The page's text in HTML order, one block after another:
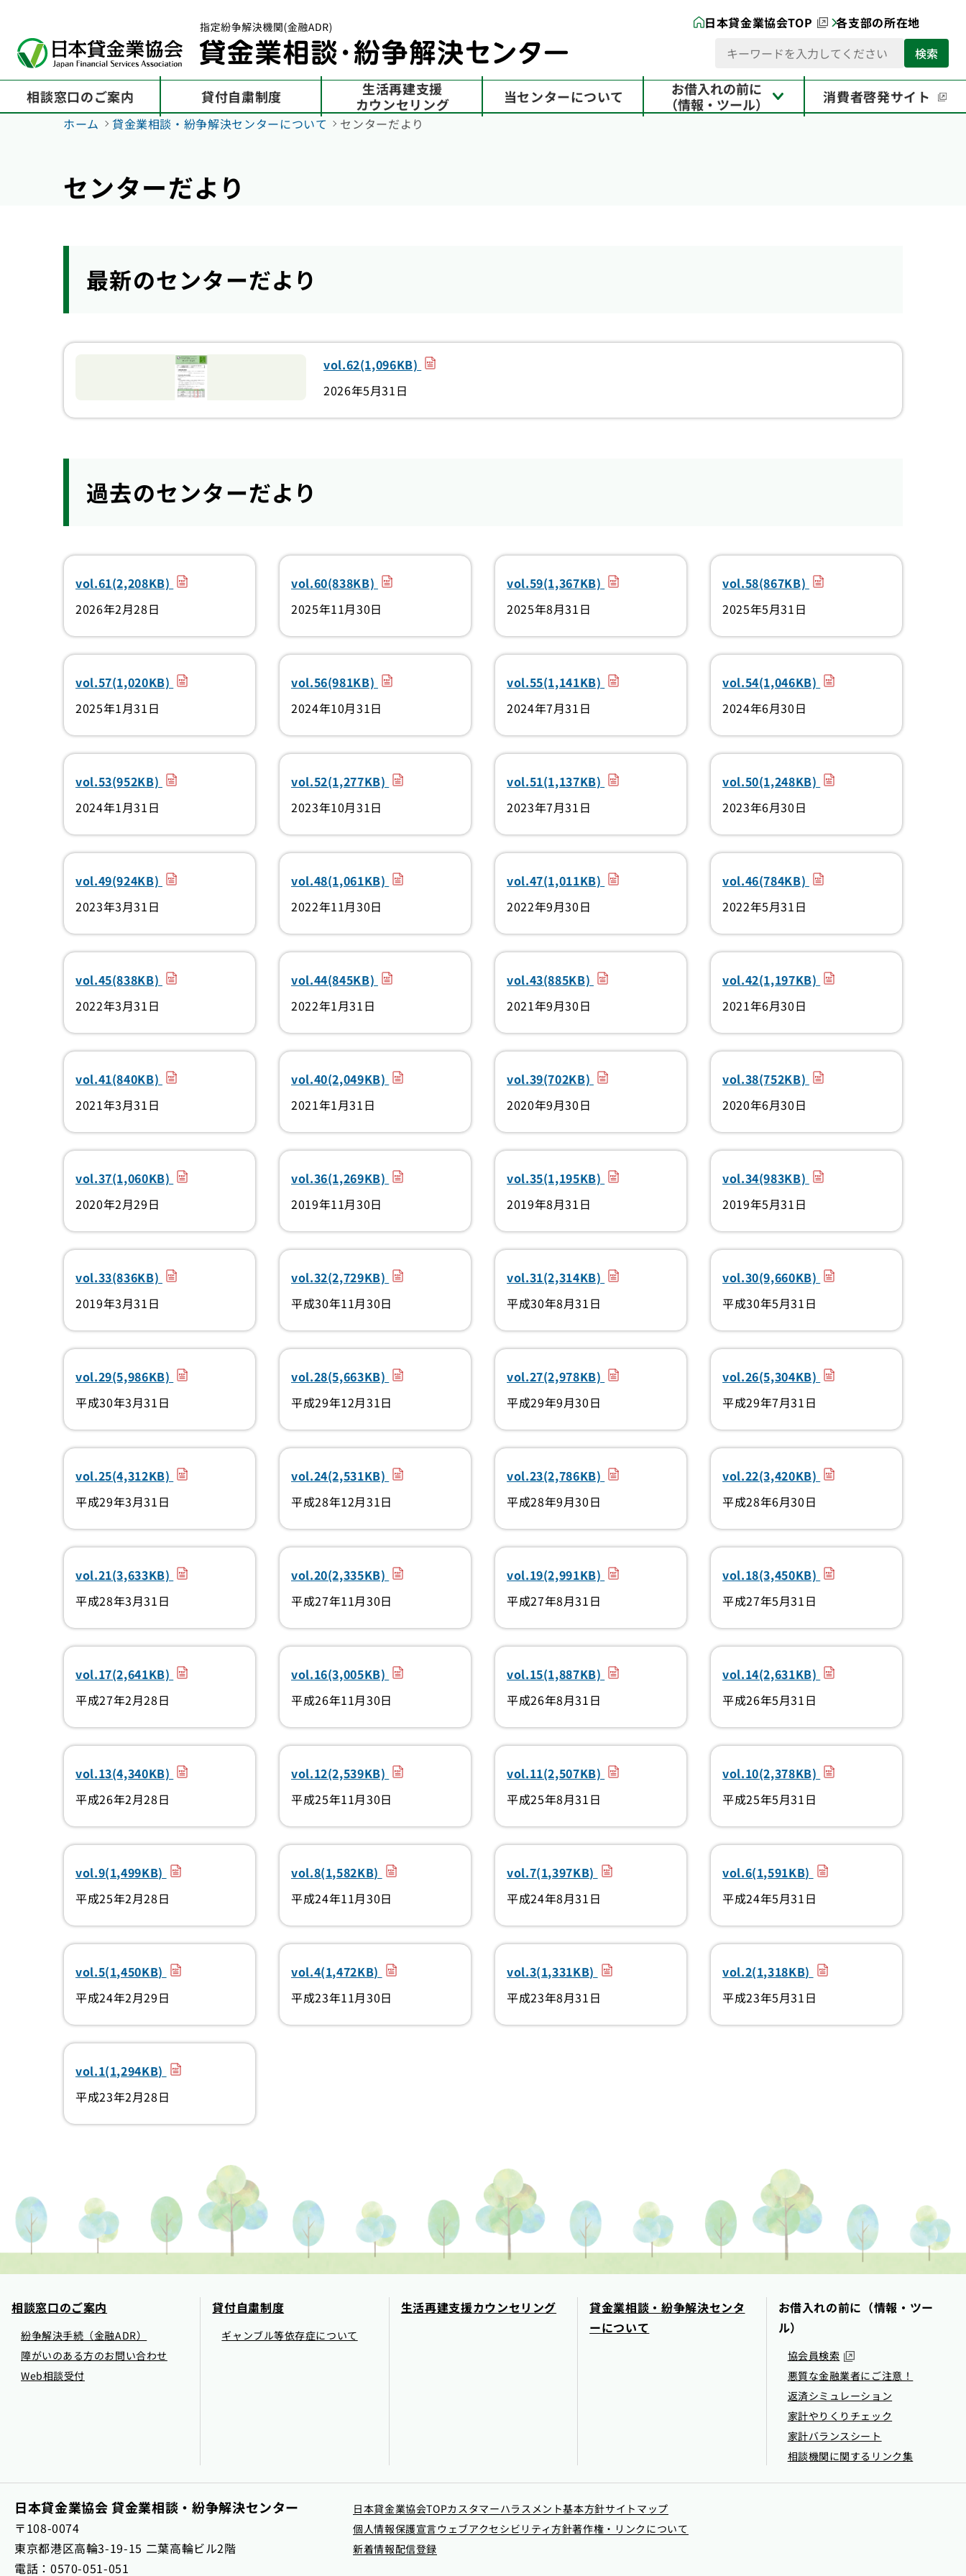
日本貸金業協会TOP 各支部の所在地
相談窓口のご案内 貸付自粛制度
生活再建支援
カウンセリング
当センターについて
お借入れの前に
（情報・ツール）
消費者啓発サイト
ホーム 貸金業相談・紛争解決センターについて センターだより
センターだより
最新のセンターだより
vol.62(1,096KB) （PDF）
2026年5月31日
過去のセンターだより
vol.61(2,208KB) （PDF）
2026年2月28日
vol.60(838KB) （PDF）
2025年11月30日
vol.59(1,367KB) （PDF）
2025年8月31日
vol.58(867KB) （PDF）
2025年5月31日
vol.57(1,020KB) （PDF）
2025年1月31日
vol.56(981KB) （PDF）
2024年10月31日
vol.55(1,141KB) （PDF）
2024年7月31日
vol.54(1,046KB) （PDF）
2024年6月30日
vol.53(952KB) （PDF）
2024年1月31日
vol.52(1,277KB) （PDF）
2023年10月31日
vol.51(1,137KB) （PDF）
2023年7月31日
vol.50(1,248KB) （PDF）
2023年6月30日
vol.49(924KB) （PDF）
2023年3月31日
vol.48(1,061KB) （PDF）
2022年11月30日
vol.47(1,011KB) （PDF）
2022年9月30日
vol.46(784KB) （PDF）
2022年5月31日
vol.45(838KB) （PDF）
2022年3月31日
vol.44(845KB) （PDF）
2022年1月31日
vol.43(885KB) （PDF）
2021年9月30日
vol.42(1,197KB) （PDF）
2021年6月30日
vol.41(840KB) （PDF）
2021年3月31日
vol.40(2,049KB) （PDF）
2021年1月31日
vol.39(702KB) （PDF）
2020年9月30日
vol.38(752KB) （PDF）
2020年6月30日
vol.37(1,060KB) （PDF）
2020年2月29日
vol.36(1,269KB) （PDF）
2019年11月30日
vol.35(1,195KB) （PDF）
2019年8月31日
vol.34(983KB) （PDF）
2019年5月31日
vol.33(836KB) （PDF）
2019年3月31日
vol.32(2,729KB) （PDF）
平成30年11月30日
vol.31(2,314KB) （PDF）
平成30年8月31日
vol.30(9,660KB) （PDF）
平成30年5月31日
vol.29(5,986KB) （PDF）
平成30年3月31日
vol.28(5,663KB) （PDF）
平成29年12月31日
vol.27(2,978KB) （PDF）
平成29年9月30日
vol.26(5,304KB) （PDF）
平成29年7月31日
vol.25(4,312KB) （PDF）
平成29年3月31日
vol.24(2,531KB) （PDF）
平成28年12月31日
vol.23(2,786KB) （PDF）
平成28年9月30日
vol.22(3,420KB) （PDF）
平成28年6月30日
vol.21(3,633KB) （PDF）
平成28年3月31日
vol.20(2,335KB) （PDF）
平成27年11月30日
vol.19(2,991KB) （PDF）
平成27年8月31日
vol.18(3,450KB) （PDF）
平成27年5月31日
vol.17(2,641KB) （PDF）
平成27年2月28日
vol.16(3,005KB) （PDF）
平成26年11月30日
vol.15(1,887KB) （PDF）
平成26年8月31日
vol.14(2,631KB) （PDF）
平成26年5月31日
vol.13(4,340KB) （PDF）
平成26年2月28日
vol.12(2,539KB) （PDF）
平成25年11月30日
vol.11(2,507KB) （PDF）
平成25年8月31日
vol.10(2,378KB) （PDF）
平成25年5月31日
vol.9(1,499KB) （PDF）
平成25年2月28日
vol.8(1,582KB) （PDF）
平成24年11月30日
vol.7(1,397KB) （PDF）
平成24年8月31日
vol.6(1,591KB) （PDF）
平成24年5月31日
vol.5(1,450KB) （PDF）
平成24年2月29日
vol.4(1,472KB) （PDF）
平成23年11月30日
vol.3(1,331KB) （PDF）
平成23年8月31日
vol.2(1,318KB) （PDF）
平成23年5月31日
vol.1(1,294KB) （PDF）
平成23年2月28日
相談窓口のご案内
紛争解決手続（金融ADR）
障がいのある方のお問い合わせ
Web相談受付
貸付自粛制度
ギャンブル等依存症について
生活再建支援カウンセリング
貸金業相談・紛争解決センタ
ーについて
お借入れの前に（情報・ツー
ル）
協会員検索
悪質な金融業者にご注意！
返済シミュレーション
家計やりくりチェック
家計バランスシート
相談機関に関するリンク集
日本貸金業協会貸金業相談・紛争解決センター
〒108-0074
東京都港区高輪3-19-15 二葉高輪ビル2階
電話： 0570-051-051
日本貸金業協会TOPカスタマーハラスメント基本方針サイトマップ
個人情報保護宣言ウェブアクセシビリティ方針著作権・リンクについて
新着情報配信登録